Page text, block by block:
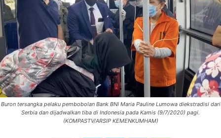
Buron tersangka pelaku pembobolan Bank BNI Maria Pauline Lumowa diekstradisi dari
Serbia dan dijadwalkan tiba di Indonesia pada Kamis (9/7/2020) pagi.
(KOMPASTV/ARSIP KEMENKUMHAM)